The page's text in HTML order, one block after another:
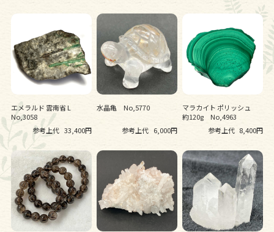
エメラルド 雲南省 L
No,3058
参考上代 33,400円
水晶亀 No,5770
参考上代 6,000円
マラカイト ポリッシュ
約120g No,4963
参考上代 8,400円